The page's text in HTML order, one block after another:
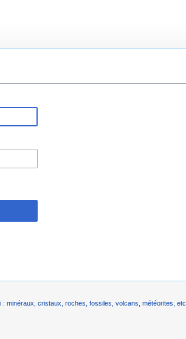
: minéraux, cristaux, roches, fossiles, volcans, météorites, etc.